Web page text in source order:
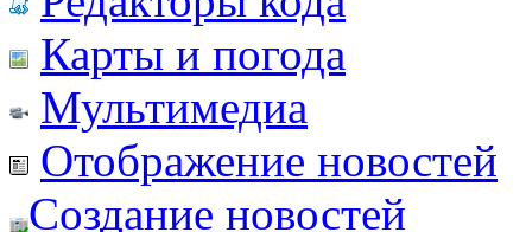
Карты и погода
Мультимедиа
Отображение новостей
Создание новостей